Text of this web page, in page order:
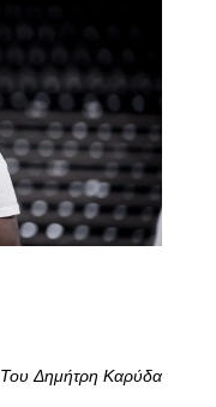
Του Δημήτρη Καρύδα